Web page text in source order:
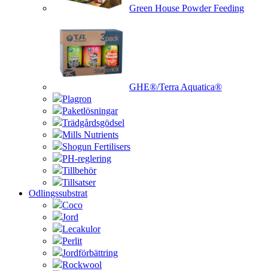
Green House Powder Feeding
GHE®/Terra Aquatica®
Plagron
Paketlösningar
Trädgårdsgödsel
Mills Nutrients
Shogun Fertilisers
PH-reglering
Tillbehör
Tillsatser
Odlingssubstrat
Coco
Jord
Lecakulor
Perlit
Jordförbättring
Rockwool